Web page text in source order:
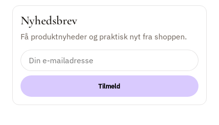
Øreringe
Kontakt
Nyhedsbrev
Få produktnyheder og praktisk nyt fra shoppen.
Tilmeld